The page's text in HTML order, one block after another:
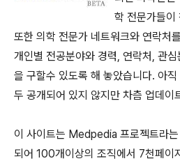
학 전문가들이
또한 의학 전문가 네트워크와 연락처
개인별 전공분야와 경력, 연락처, 관
을 구할수 있도록 해 놓았습니다. 아
두 공개되어 있지 않지만 차츰 업데이
이 사이트는 Medpedia 프로젝트라
되어 100개이상의 조직에서 7천페이